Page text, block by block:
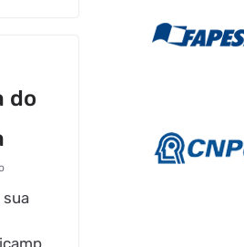
do
sua